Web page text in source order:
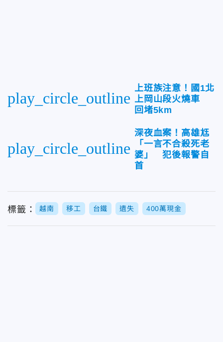
play_circle_outline
上班族注意！國1北
上岡山段火燒車
回堵5km
play_circle_outline
深夜血案！高雄尪
「一言不合殺死老
婆」 犯後報警自
首
標籤： 越南 移工 台鐵 遺失 400萬現金